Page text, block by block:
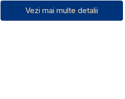
Vezi mai multe detalii